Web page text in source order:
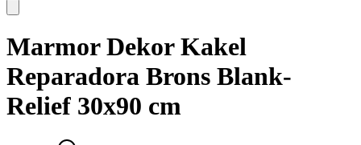
Marmor Dekor Kakel
Reparadora Brons Blank-
Relief 30x90 cm